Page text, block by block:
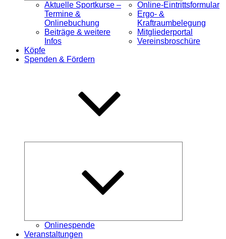
Aktuelle Sportkurse –
Termine &
Onlinebuchung
Beiträge & weitere
Infos
Online-Eintrittsformular
Ergo- &
Kraftraumbelegung
Mitgliederportal
Vereinsbroschüre
Köpfe
Spenden & Fördern
Onlinespende
Veranstaltungen